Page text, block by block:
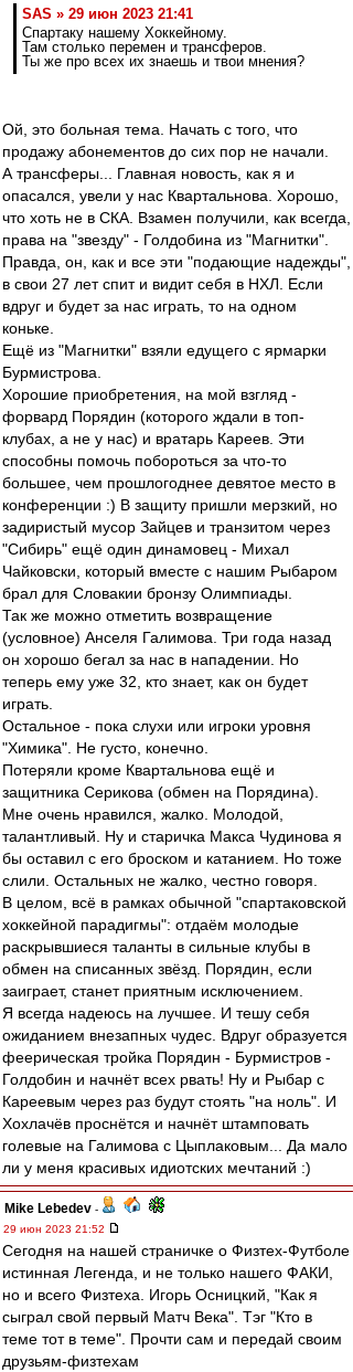
SAS » 29 июн 2023 21:41
Спартаку нашему Хоккейному.
Там столько перемен и трансферов.
Ты же про всех их знаешь и твои мнения?
Ой, это больная тема. Начать с того, что
продажу абонементов до сих пор не начали.
А трансферы... Главная новость, как я и
опасался, увели у нас Квартальнова. Хорошо,
что хоть не в СКА. Взамен получили, как всегда,
права на "звезду" - Голдобина из "Магнитки".
Правда, он, как и все эти "подающие надежды",
в свои 27 лет спит и видит себя в НХЛ. Если
вдруг и будет за нас играть, то на одном
коньке.
Ещё из "Магнитки" взяли едущего с ярмарки
Бурмистрова.
Хорошие приобретения, на мой взгляд -
форвард Порядин (которого ждали в топ-
клубах, а не у нас) и вратарь Кареев. Эти
способны помочь побороться за что-то
большее, чем прошлогоднее девятое место в
конференции :) В защиту пришли мерзкий, но
задиристый мусор Зайцев и транзитом через
"Сибирь" ещё один динамовец - Михал
Чайковски, который вместе с нашим Рыбаром
брал для Словакии бронзу Олимпиады.
Так же можно отметить возвращение
(условное) Анселя Галимова. Три года назад
он хорошо бегал за нас в нападении. Но
теперь ему уже 32, кто знает, как он будет
играть.
Остальное - пока слухи или игроки уровня
"Химика". Не густо, конечно.
Потеряли кроме Квартальнова ещё и
защитника Серикова (обмен на Порядина).
Мне очень нравился, жалко. Молодой,
талантливый. Ну и старичка Макса Чудинова я
бы оставил с его броском и катанием. Но тоже
слили. Остальных не жалко, честно говоря.
В целом, всё в рамках обычной "спартаковской
хоккейной парадигмы": отдаём молодые
раскрывшиеся таланты в сильные клубы в
обмен на списанных звёзд. Порядин, если
заиграет, станет приятным исключением.
Я всегда надеюсь на лучшее. И тешу себя
ожиданием внезапных чудес. Вдруг образуется
феерическая тройка Порядин - Бурмистров -
Голдобин и начнёт всех рвать! Ну и Рыбар с
Кареевым через раз будут стоять "на ноль". И
Хохлачёв проснётся и начнёт штамповать
голевые на Галимова с Цыплаковым... Да мало
ли у меня красивых идиотских мечтаний :)
Mike Lebedev -
29 июн 2023 21:52
Сегодня на нашей страничке о Физтех-Футболе
истинная Легенда, и не только нашего ФАКИ,
но и всего Физтеха. Игорь Осницкий, "Как я
сыграл свой первый Матч Века". Тэг "Кто в
теме тот в теме". Прочти сам и передай своим
друзьям-физтехам